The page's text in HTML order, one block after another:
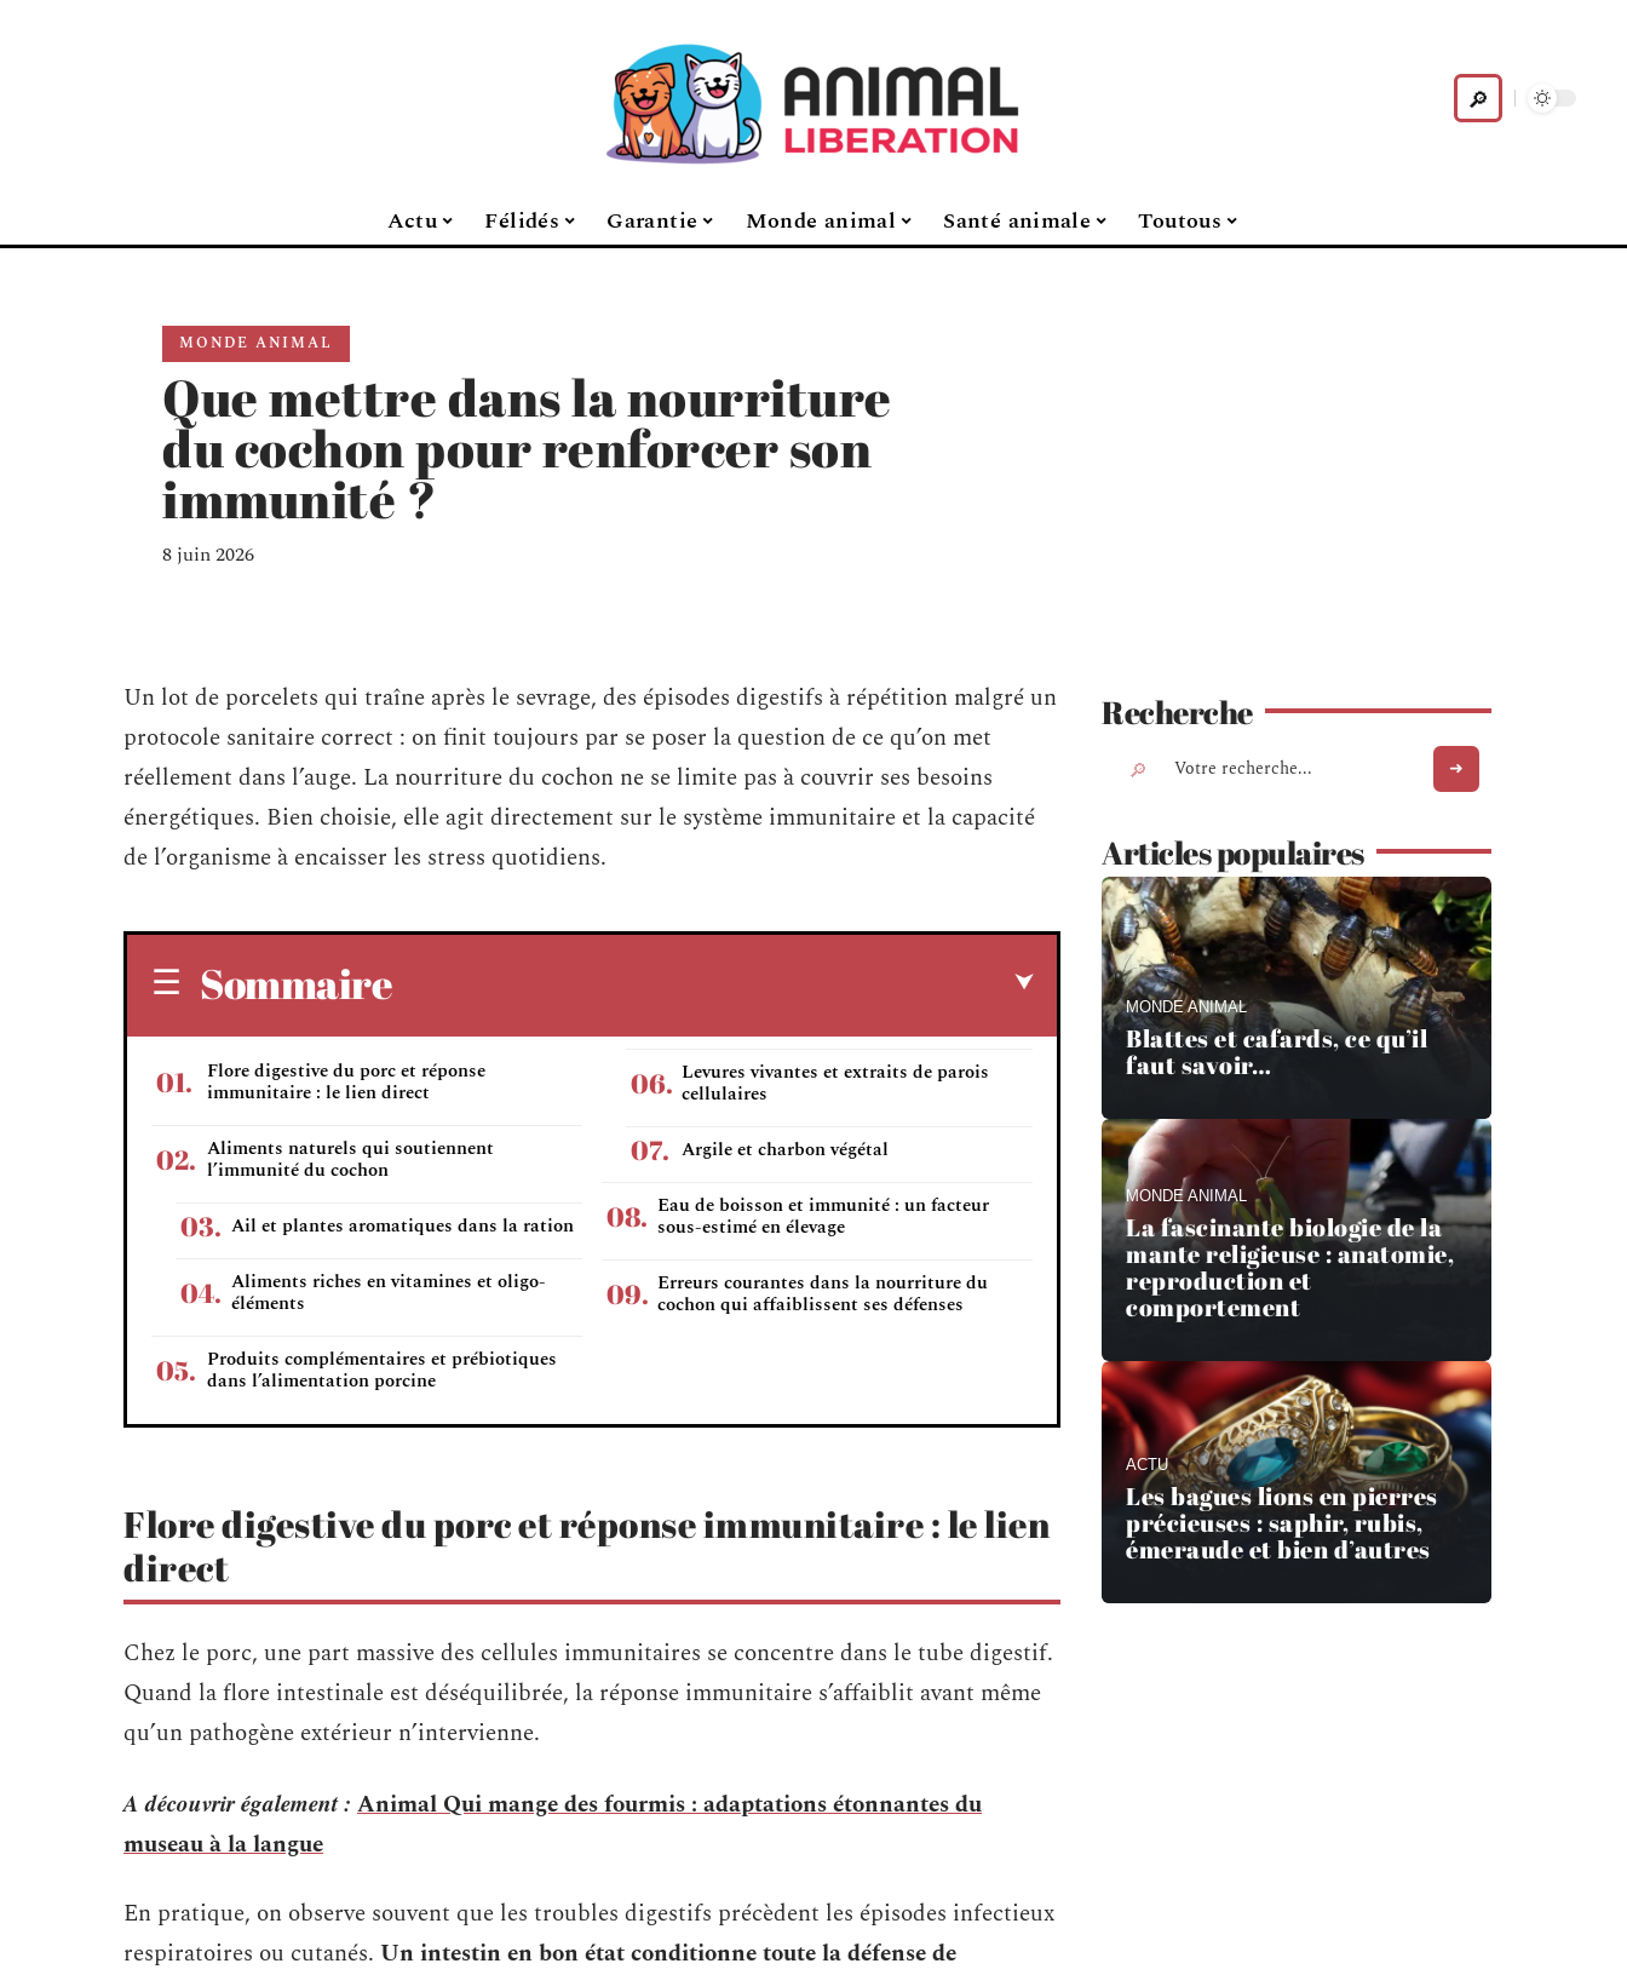
Actu Félidés Garantie Monde animal Santé animale Toutous
MONDE ANIMAL
Que mettre dans la nourriture
du cochon pour renforcer son
immunité ?
8 juin 2026
Un lot de porcelets qui traîne après le sevrage, des épisodes digestifs à répétition malgré un
protocole sanitaire correct : on finit toujours par se poser la question de ce qu’on met
réellement dans l’auge. La nourriture du cochon ne se limite pas à couvrir ses besoins
énergétiques. Bien choisie, elle agit directement sur le système immunitaire et la capacité
de l’organisme à encaisser les stress quotidiens.
Sommaire
Flore digestive du porc et réponse
immunitaire : le lien direct
Aliments naturels qui soutiennent
l’immunité du cochon
Ail et plantes aromatiques dans la ration
Aliments riches en vitamines et oligo-
éléments
Produits complémentaires et prébiotiques
dans l’alimentation porcine
Levures vivantes et extraits de parois
cellulaires
Argile et charbon végétal
Eau de boisson et immunité : un facteur
sous-estimé en élevage
Erreurs courantes dans la nourriture du
cochon qui affaiblissent ses défenses
Flore digestive du porc et réponse immunitaire : le lien
direct
Chez le porc, une part massive des cellules immunitaires se concentre dans le tube digestif.
Quand la flore intestinale est déséquilibrée, la réponse immunitaire s’affaiblit avant même
qu’un pathogène extérieur n’intervienne.
A découvrir également : Animal Qui mange des fourmis : adaptations étonnantes du
museau à la langue
En pratique, on observe souvent que les troubles digestifs précèdent les épisodes infectieux
respiratoires ou cutanés. Un intestin en bon état conditionne toute la défense de
Recherche
Articles populaires
MONDE ANIMAL
Blattes et cafards, ce qu’il
faut savoir…
MONDE ANIMAL
La fascinante biologie de la
mante religieuse : anatomie,
reproduction et
comportement
ACTU
Les bagues lions en pierres
précieuses : saphir, rubis,
émeraude et bien d’autres